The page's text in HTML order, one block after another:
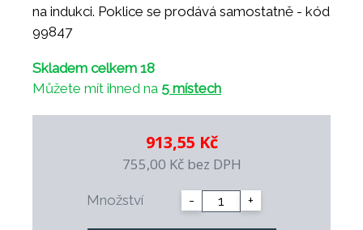
na indukci. Poklice se prodává samostatně - kód
99847
Skladem celkem 18
Můžete mít ihned na 5 místech
913,55 Kč
755,00 Kč bez DPH
Množství - +